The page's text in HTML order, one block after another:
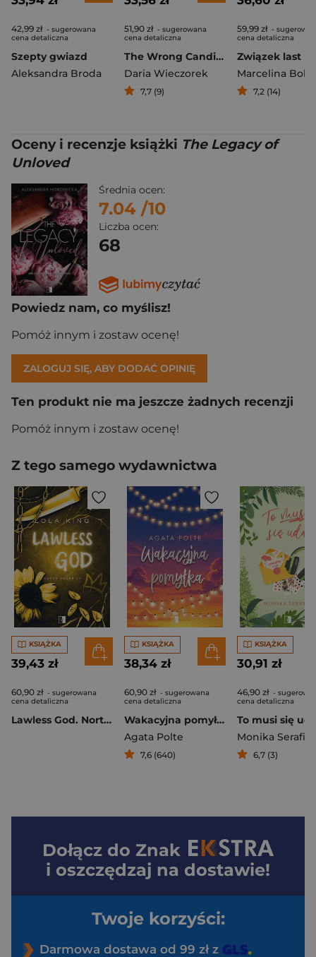
42,99 zł - sugerowana
cena detaliczna
Szepty gwiazd
Aleksandra Broda
51,90 zł - sugerowana
cena detaliczna
The Wrong Candidate
Daria Wieczorek
7,7 (9)
59,99 zł -
cena detaliczna
Marcelina
7,2 (14)
Oceny i recenzje książki The Legacy of
Unloved
Średnia ocen:
7.04 /10
Liczba ocen:
68
Powiedz nam, co myślisz!
Pomóż innym i zostaw ocenę!
ZALOGUJ SIĘ, ABY DODAĆ OPINIĘ
Ten produkt nie ma jeszcze żadnych recenzji
Pomóż innym i zostaw ocenę!
Z tego samego wydawnictwa
KSIĄŻKA
39,43 zł
60,90 zł - sugerowana
cena detaliczna
Lawless God. North Shore Tom 4
KSIĄŻKA
38,34 zł
60,90 zł - sugerowana
cena detaliczna
Wakacyjna pomyłka
Agata Polte
7,6 (640)
KSIĄŻKA
30,91 zł
46,90 zł -
cena detaliczna
To musi się
Monika Serafin
6,7 (3)
Dołącz do Znak
i oszczędzaj na dostawie!
Twoje korzyści:
Darmowa dostawa od 99 zł z